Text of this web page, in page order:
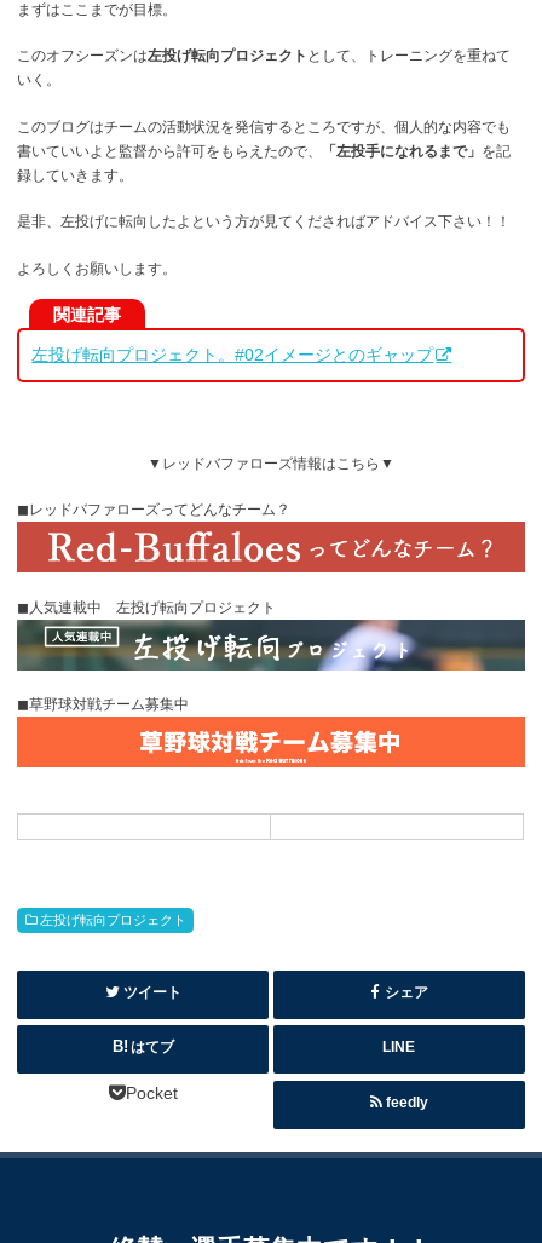
まずはここまでが目標。
このオフシーズンは左投げ転向プロジェクト として、トレーニングを重ねて
いく。
このブログはチームの活動状況を発信するところですが、個人的な内容でも
書いていいよと監督から許可をもらえたので、
「左投手になれるまで」 を記
録していきます。
是非、左投げに転向したよという方が見てくださればアドバイス下さい！！
よろしくお願いします。
関連記事
左投げ転向プロジェクト。#02イメージとのギャップ
▼レッドバファローズ情報はこちら▼
◼︎レッドバファローズってどんなチーム？
◼︎人気連載中 左投げ転向プロジェクト
◼︎草野球対戦チーム募集中
左投げ転向プロジェクト
ツイート シェア
はてブ LINE
Pocket feedly